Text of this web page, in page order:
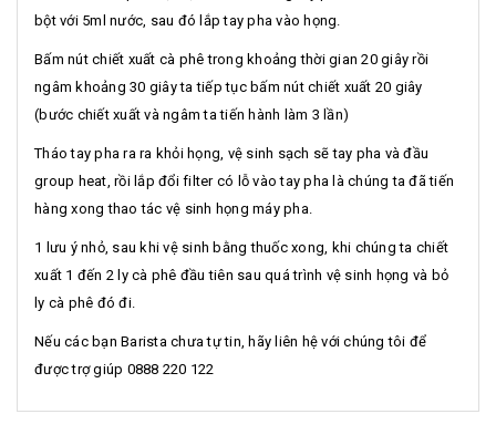
bột với 5ml nước, sau đó lắp tay pha vào họng.
Bấm nút chiết xuất cà phê trong khoảng thời gian 20 giây rồi
ngâm khoảng 30 giây ta tiếp tục bấm nút chiết xuất 20 giây
(bước chiết xuất và ngâm ta tiến hành làm 3 lần)
Tháo tay pha ra ra khỏi họng, vệ sinh sạch sẽ tay pha và đầu
group heat, rồi lắp đổi filter có lỗ vào tay pha là chúng ta đã tiến
hàng xong thao tác vệ sinh họng máy pha.
1 lưu ý nhỏ, sau khi vệ sinh bằng thuốc xong, khi chúng ta chiết
xuất 1 đến 2 ly cà phê đầu tiên sau quá trình vệ sinh họng và bỏ
ly cà phê đó đi.
Nếu các bạn Barista chưa tự tin, hãy liên hệ với chúng tôi để
được trợ giúp 0888 220 122